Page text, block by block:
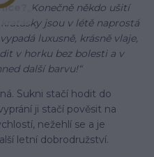
„Konečně někdo ušití
jsou v létě naprostá
luxusně, krásně vlaje,
v horku bez bolesti a v
další barvu!“
Sukni stačí hodit do
ji stačí pověsit na
nežehlí se a je
letní dobrodružství.